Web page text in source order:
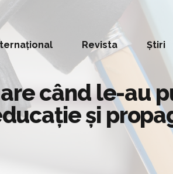
Revista Știri
când le-au
și